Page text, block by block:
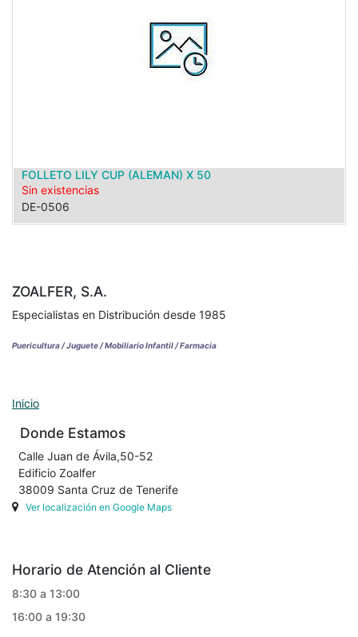
FOLLETO LILY CUP (ALEMAN) X 50
Sin existencias
DE-0506
ZOALFER, S.A.
Especialistas en Distribución desde 1985
Puericultura / Juguete / Mobiliario Infantil / Farmacia
Inicio
Donde Estamos
Calle Juan de Ávila,50-52
Edificio Zoalfer
38009 Santa Cruz de Tenerife
Ver localización en Google Maps
Horario de Atención al Cliente
8:30 a 13:00
16:00 a 19:30